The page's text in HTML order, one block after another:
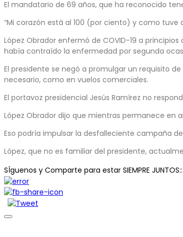
El mandatario de 69 años, que ha reconocido
“Mi corazón está al 100 (por ciento) y como tuve
López Obrador enfermó de COVID-19 a
había contraído la enfermedad por segunda
El presidente se negó a promulgar un requisito
necesario, como en vuelos comerciales.
El portavoz presidencial Jesús Ramírez no
López Obrador dijo que mientras permanece en
Eso podría impulsar la desfalleciente campaña
López, que no es familiar del presidente,
SÍguenos y Comparte para estar SIEMPRE JUNTOS::